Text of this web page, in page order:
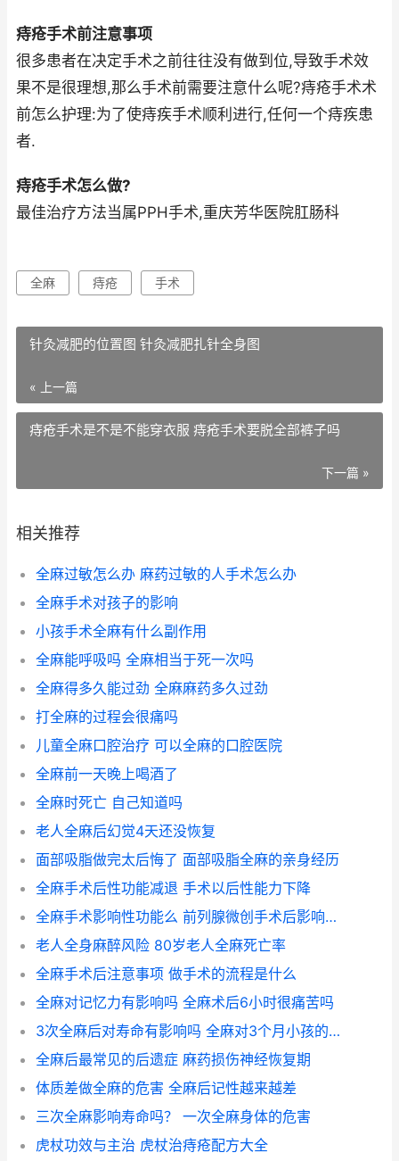
痔疮手术前注意事项
很多患者在决定手术之前往往没有做到位,导致手术效
果不是很理想,那么手术前需要注意什么呢?痔疮手术术
前怎么护理:为了使痔疾手术顺利进行,任何一个痔疾患
者.
痔疮手术怎么做?
最佳治疗方法当属PPH手术,重庆芳华医院肛肠科
全麻 痔疮 手术
针灸减肥的位置图 针灸减肥扎针全身图
« 上一篇
痔疮手术是不是不能穿衣服 痔疮手术要脱全部裤子吗
下一篇 »
相关推荐
全麻过敏怎么办 麻药过敏的人手术怎么办
全麻手术对孩子的影响
小孩手术全麻有什么副作用
全麻能呼吸吗 全麻相当于死一次吗
全麻得多久能过劲 全麻麻药多久过劲
打全麻的过程会很痛吗
儿童全麻口腔治疗 可以全麻的口腔医院
全麻前一天晚上喝酒了
全麻时死亡 自己知道吗
老人全麻后幻觉4天还没恢复
面部吸脂做完太后悔了 面部吸脂全麻的亲身经历
全麻手术后性功能减退 手术以后性能力下降
全麻手术影响性功能么 前列腺微创手术后影响性功能吗
老人全身麻醉风险 80岁老人全麻死亡率
全麻手术后注意事项 做手术的流程是什么
全麻对记忆力有影响吗 全麻术后6小时很痛苦吗
3次全麻后对寿命有影响吗 全麻对3个月小孩的影响
全麻后最常见的后遗症 麻药损伤神经恢复期
体质差做全麻的危害 全麻后记性越来越差
三次全麻影响寿命吗？ 一次全麻身体的危害
虎杖功效与主治 虎杖治痔疮配方大全